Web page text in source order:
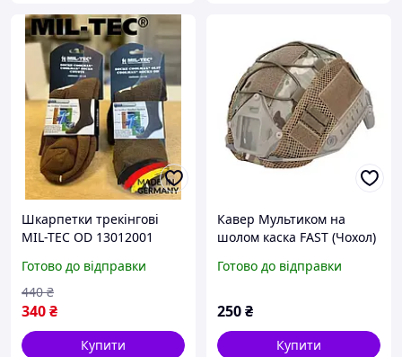
Шкарпетки трекінгові
MIL-TEC OD 13012001
Готово до відправки
340₴
440 ₴
Купити
Кавер Мультиком на
шолом каска FAST (Чохол)
Кавер Мультиком /
фаст
Готово до відправки
250₴
Купити